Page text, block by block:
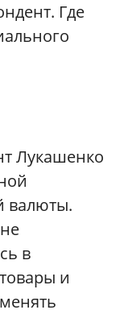
Где
Лукашенко
валюты.
в
и